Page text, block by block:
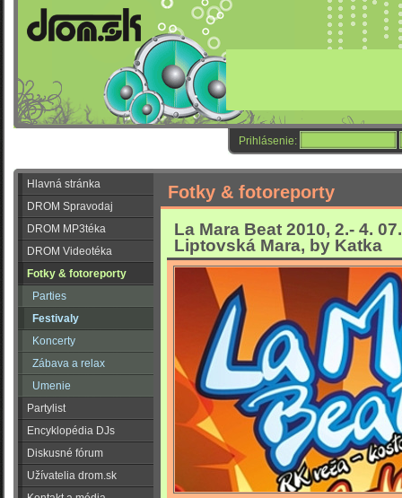
Prihlásenie:
Hlavná stránka
DROM Spravodaj
DROM MP3téka
DROM Videotéka
Fotky & fotoreporty
Parties
Festivaly
Koncerty
Zábava a relax
Umenie
Partylist
Encyklopédia DJs
Diskusné fórum
Užívatelia drom.sk
Fotky & fotoreporty
La Mara Beat 2010, 2.- 4.
Liptovská Mara, by Katka